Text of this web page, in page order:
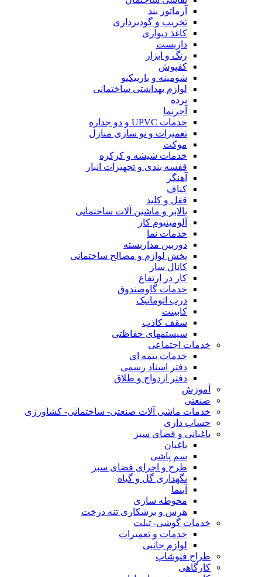
آرماتور بند
تخریب و گودبرداری
کاغذ دیواری
داربست
رنگ و ابزار
کفپوش
شومینه و باربیکیو
لوازم بهداشتی ساختمانی
پرده
آجرنما
خدمات UPVC و دو جداره
تعمیرات و نو سازی منازل
موکت
خدمات شیشه و کرکره
قفسه بندی و تجهیزات انبار
آهنگر
کناف
قفل و کلید
بالابر و ماشین آلات ساختمانی
آلومینیوم کار
خدمات نما
دوربین مداربسته
پخش لوازم و مصالح ساختمانی
کانال ساز
کار در ارتفاع
خدمات گاوصندوق
درب اتوماتیک
کابینت
سقف کاذب
سیستمهای حفاظتی
خدمات اجتماعی
خدمات بیمه ای
دفتر اسناد رسمی
دفتر ازدواج و طلاق
آموزش
صنعتی
خدمات ماشی آلات صنعتی- ساختمانی- کشاورزی
حساب داری
باغبانی و فضای سبز
باغبان
سم پاشی
طرح و اجرای فضای سبز
نگهداری گل و گیاه
آبنما
محوطه سازی
هرس و برشکاری تنه درخت
خدمات گوشی- تبلت
خدمات و تعمیرات
لوازم جانبی
طراح فتوشاپ
کارگاهی